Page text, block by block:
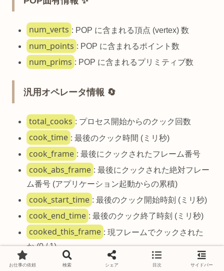
num_verts : POP に含まれる頂点 (vertex) 数
num_points : POP に含まれるポイント数
num_prims : POP に含まれるプリミティブ数
汎用オペレータ情報 🔄
total_cooks : プロセス開始からのクック回数
cook_time : 最後のクック時間 (ミリ秒)
cook_frame : 最後にクックされたフレーム番号
cook_abs_frame : 最後にクックされた絶対フレー
ム番号 (アプリケーション起動からの累積)
cook_start_time : 最後のクック開始時刻 (ミリ秒)
cook_end_time : 最後のクック終了時刻 (ミリ秒)
cooked_this_frame : 現フレームでクックされた
か (0 / 1)
warnings : 警告数
お仕事の依頼 検索 シェア 目次 サイドバー